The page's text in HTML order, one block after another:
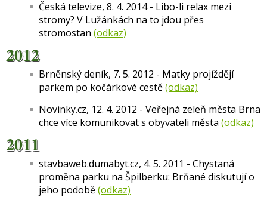
Česká televize, 8. 4. 2014 - Libo-li relax mezi
stromy? V Lužánkách na to jdou přes
stromostan (odkaz)
2012
Brněnský deník, 7. 5. 2012 - Matky projíždějí
parkem po kočárkové cestě(odkaz)
Novinky.cz, 12. 4. 2012 - Veřejná zeleň města Brna
chce více komunikovat s obyvateli města (odkaz)
2011
stavbaweb.dumabyt.cz, 4. 5. 2011 - Chystaná
proměna parku na Špilberku: Brňané diskutují o
jeho podobě(odkaz)